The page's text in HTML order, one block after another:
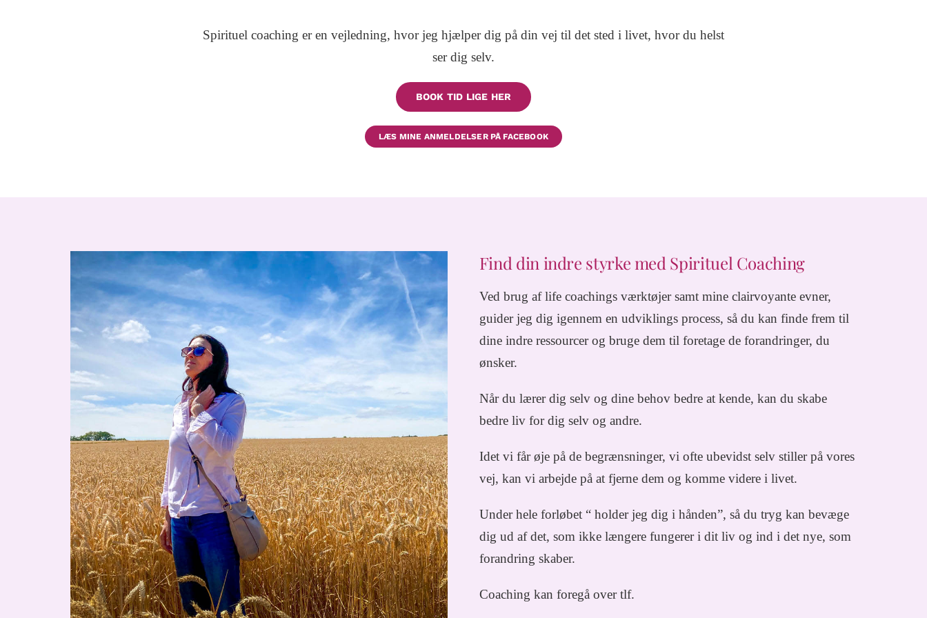
Spirituel coaching er en vejledning, hvor jeg hjælper dig på din vej til det sted i livet, hvor du helst
ser dig selv.
BOOK TID LIGE HER
LÆS MINE ANMELDELSER PÅ FACEBOOK
Find din indre styrke med Spirituel Coaching
Ved brug af life coachings værktøjer samt mine clairvoyante evner,
guider jeg dig igennem en udviklings process, så du kan finde frem til
dine indre ressourcer og bruge dem til foretage de forandringer, du
ønsker.
Når du lærer dig selv og dine behov bedre at kende, kan du skabe
bedre liv for dig selv og andre.
Idet vi får øje på de begrænsninger, vi ofte ubevidst selv stiller på vores
vej, kan vi arbejde på at fjerne dem og komme videre i livet.
Under hele forløbet “ holder jeg dig i hånden”, så du tryg kan bevæge
dig ud af det, som ikke længere fungerer i dit liv og ind i det nye, som
forandring skaber.
Coaching kan foregå over tlf.